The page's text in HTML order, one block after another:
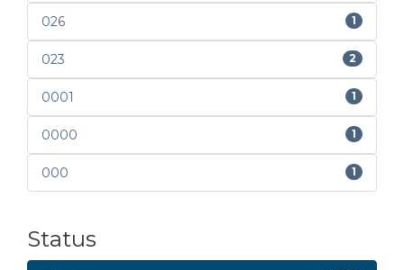
026 1
023 2
0001 1
0000 1
000 1
Status